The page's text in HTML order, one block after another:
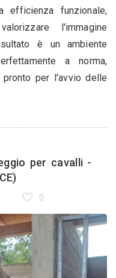
efficienza funzionale,
l'immagine
è un ambiente
a norma,
per l'avvio delle
per cavalli -
0